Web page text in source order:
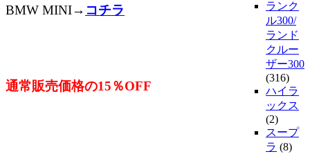
BMW MINI→ コチラ
通常販売価格の15％OFF
ランク
ル300/
ランド
クルー
ザー300
(316)
ハイラ
ックス
(2)
スープ
ラ (8)